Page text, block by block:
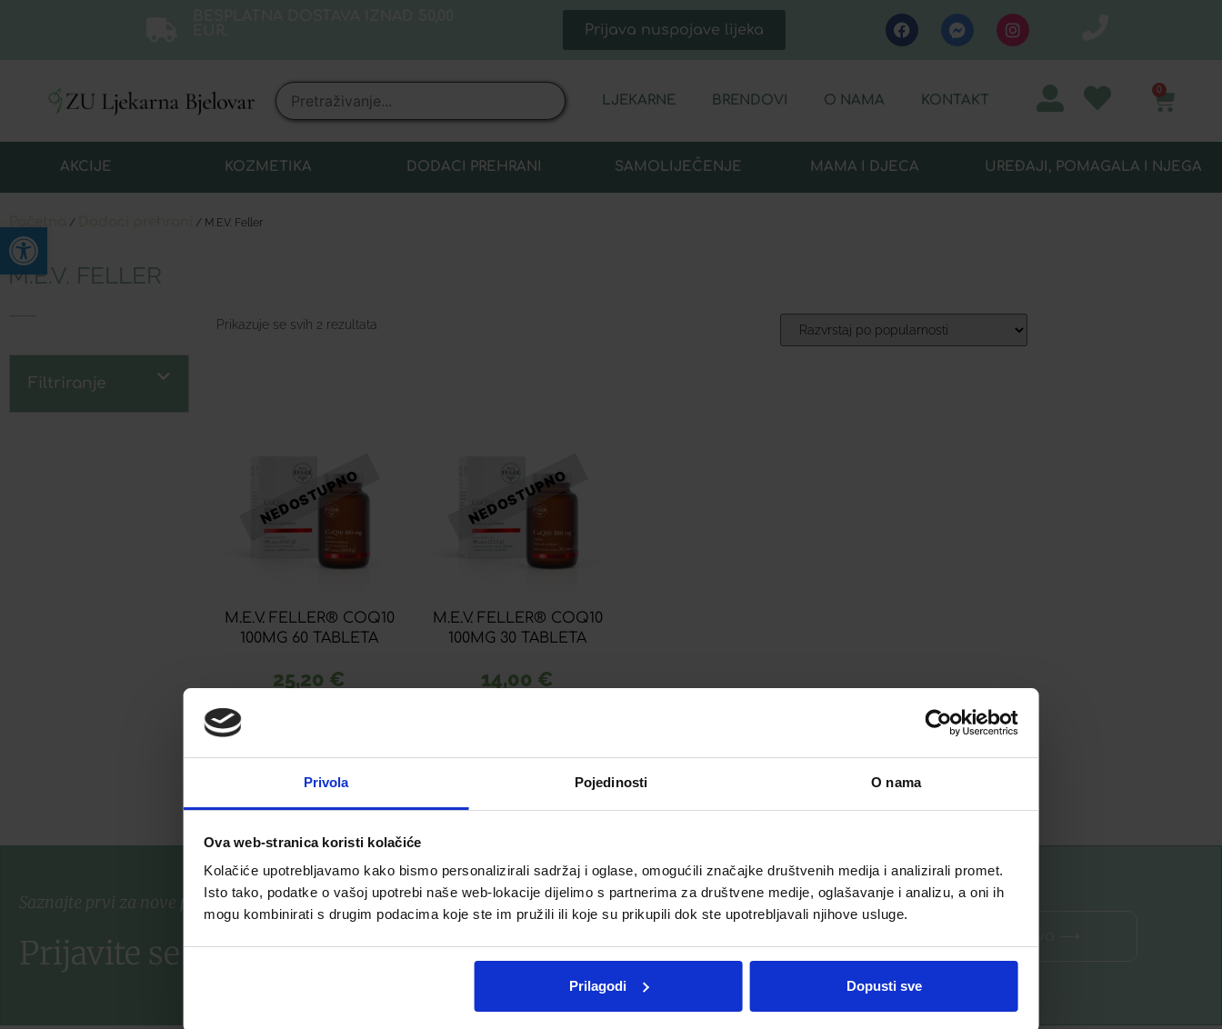
Privola Pojedinosti O nama
Ova web-stranica koristi kolačiće
Kolačiće upotrebljavamo kako bismo personalizirali sadržaj i oglase, omogućili značajke društvenih medija i analizirali promet.
Isto tako, podatke o vašoj upotrebi naše web-lokacije dijelimo s partnerima za društvene medije, oglašavanje i analizu, a oni ih
mogu kombinirati s drugim podacima koje ste im pružili ili koje su prikupili dok ste upotrebljavali njihove usluge.
Prilagodi Dopusti sve
Prijava nuspojave lijeka
LJEKARNE BRENDOVI O NAMA KONTAKT
0
AKCIJE KOZMETIKA DODACI PREHRANI SAMOLIJEČENJE MAMA I DJECA UREĐAJI, POMAGALA I NJEGA
/ / M.E.V. Feller
M.E.V. FELLER
Filtriranje
Prikazuje se svih 2 rezultata
M.E.V. FELLER® COQ10
100MG 60 TABLETA
25,20 €
M.E.V. FELLER® COQ10
100MG 30 TABLETA
14,00 €
Saznajte prvi za nove proizvode i ekskluzivne promocije
Prijavite se na listu za novosti
Open toolbar